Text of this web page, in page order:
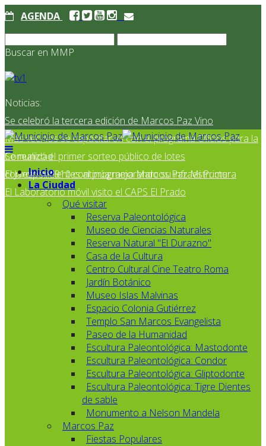
AGENDA
Buscar en MMP
Noticias:
Se celebró la tercera edición de Marcos Paz Vino
Más vecinos se capacitaron con el programa Oficios para la
Comunidad
Se realizó el primer sorteo público de lotes
correspondientes al programa Marcos Paz Mi Primer
El Jardín N° 910 continúa mejorando su infraestructura
El Laboratorio móvil visito el CAPS El Prado
Inicio
La Ciudad
Qué visitar
Reserva Paleontológica
Museo de Ciencias Naturales
Reserva Natural "El Durazno"
Casa de la Cultura
Centro Cultural Cine Teatro Roma
Jardín Botánico
Museo Islas Malvinas
Espacio Colonia Gutiérrez
Templo San Marcos Evangelista
Paseo de la Humanidad
Escultura Paleontológica: Mastodonte
Escultura Paleontológica: Condor
Escultura Paleontológica: Gliptodonte
Escultura Paleontológica: Tigre Dientes
de sable
Monumento a Nelson Mandela
Marcos Paz
Fiestas Populares